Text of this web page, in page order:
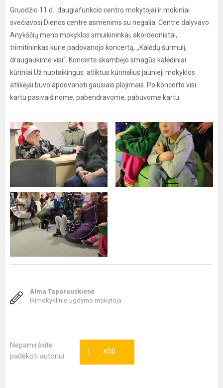
Gruodžio 11 d. daugiafunkcio centro mokytojai ir mokiniai
svečiavosi Dienos centre asmenims su negalia. Centre dalyvavo
Anykščių meno mokyklos smuikininkai, akordeonistai,
trimitininkas kurie padovanojo koncertą, ,,Kalėdų šurmulį,
draugaukime visi‘‘. Koncerte skambėjo smagūs kalėdiniai
kūriniai.Už nuotaikingus atliktus kūrinėlius jaunieji mokyklos
atlikėjai buvo apdovanoti gausiais plojimais. Po koncerto visi
kartu pasivaišinome, pabendravome, pabuvome kartu.
Alma Taparauskienė
Ikimokyklinio ugdymo mokytoja
Nepamirškite
padėkoti autoriui
AČIŪ
1